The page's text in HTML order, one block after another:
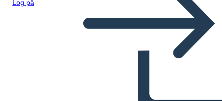
Log på
Schiavitù: Harriet Tubman